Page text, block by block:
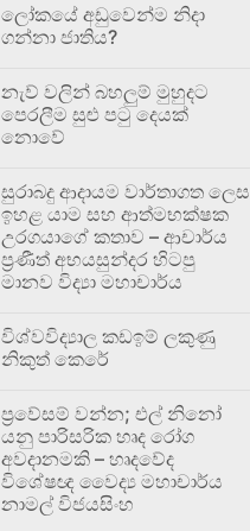
ලෝකයේ අඩුවෙන්ම නිදා
ගන්නා ජාතිය?
නැව් වලින් බහලුම් මුහුදට
පෙරලීම සුළු පටු දෙයක්
නොවේ
සුරාබදු ආදායම වාර්තාගත ලෙස
ඉහළ යාම සහ ආත්මභක්ෂක
උරගයාගේ කතාව – ආචාර්ය
ප්‍රණීත් අභයසුන්දර හිටපු
මානව විද්‍යා මහාචාර්ය
විශ්වවිද්‍යාල කඩඉම් ලකුණු
නිකුත් කෙරේ
ප්‍රවේසම් වන්න; එල් නිනෝ
යනු පාරිසරික හෘද රෝග
අවදානමකි – හෘදවේද
විශේෂඥ වෛද්‍ය මහාචාර්ය
නාමල් විජයසිංහ